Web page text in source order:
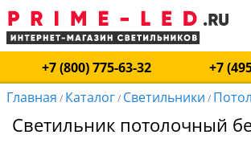
+7 (800) 775-63-32
+7
Главная / Каталог/ Светильники /
Светильник потолочный